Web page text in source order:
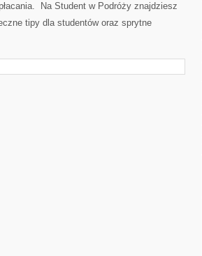
Na Student w Podróży znajdziesz
tipy dla studentów oraz sprytne